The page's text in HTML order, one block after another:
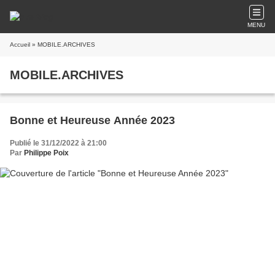
MENU
Accueil » MOBILE.ARCHIVES
MOBILE.ARCHIVES
Bonne et Heureuse Année 2023
Publié le 31/12/2022 à 21:00
Par Philippe Poix